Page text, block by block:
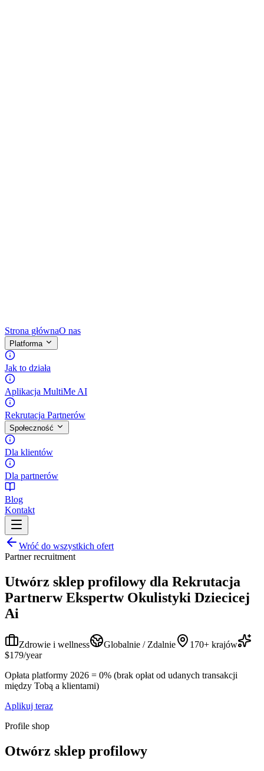
Strona głównaO nas
Platforma
Jak to działa
Aplikacja MultiMe AI
Rekrutacja Partnerów
Społeczność
Dla klientów
Dla partnerów
Blog
Kontakt
Wróć do wszystkich ofert
Partner recruitment
Utwórz sklep profilowy dla Rekrutacja
Partnerw Ekspertw Okulistyki Dziecicej
Ai
Zdrowie i wellness Globalnie / Zdalnie
170+ krajów
$179/year
Opłata platformy 2026 = 0% (brak opłat od udanych transakcji
między Tobą a klientami)
Aplikuj teraz
Profile shop
Otwórz sklep profilowy